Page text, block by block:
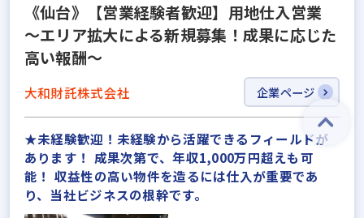
《仙台》【営業経験者歓迎】用地仕入営業
～エリア拡大による新規募集！成果に応じた
高い報酬～
大和財託株式会社 企業ページ
★未経験歓迎！未経験から活躍できるフィールドが
あります！ 成果次第で、年収1,000万円超えも可
能！ 収益性の高い物件を造るには仕入が重要であ
り、当社ビジネスの根幹です。